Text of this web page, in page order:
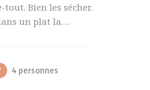
tout. Bien les sécher.
un plat la…
4 personnes